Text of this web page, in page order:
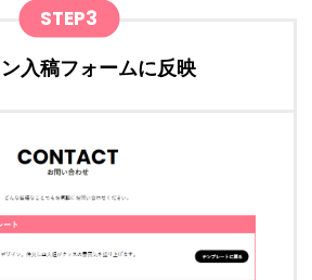
STEP3
入稿フォームに反映